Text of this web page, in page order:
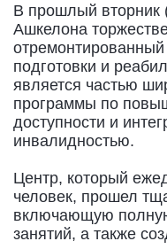
В прошлый вторник
Ашкелона
подготовки и
является частью
программы по
доступности и
инвалидностью.
Центр, который
человек, прошел
включающую
занятий, а также